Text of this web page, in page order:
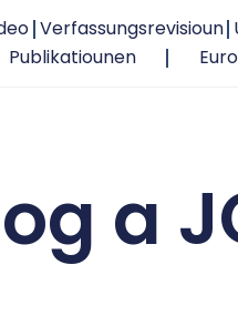
Verfassungsrevisioun
Publikatiounen
a